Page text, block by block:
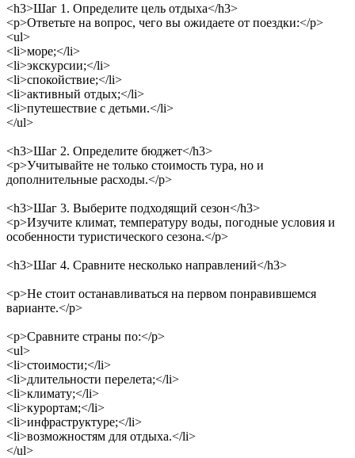
<h3>Шаг 1. Определите цель отдыха</h3>
<p>Ответьте на вопрос, чего вы ожидаете от поездки:</p>
<ul>
<li>море;</li>
<li>экскурсии;</li>
<li>спокойствие;</li>
<li>активный отдых;</li>
<li>путешествие с детьми.</li>
</ul>
<h3>Шаг 2. Определите бюджет</h3>
<p>Учитывайте не только стоимость тура, но и
дополнительные расходы.</p>
<h3>Шаг 3. Выберите подходящий сезон</h3>
<p>Изучите климат, температуру воды, погодные условия и
особенности туристического сезона.</p>
<h3>Шаг 4. Сравните несколько направлений</h3>
<p>Не стоит останавливаться на первом понравившемся
варианте.</p>
<p>Сравните страны по:</p>
<ul>
<li>стоимости;</li>
<li>длительности перелета;</li>
<li>климату;</li>
<li>курортам;</li>
<li>инфраструктуре;</li>
<li>возможностям для отдыха.</li>
</ul>